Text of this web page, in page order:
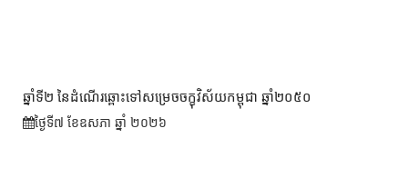
ឆ្នាំទី២ នៃដំណើរឆ្ពោះទៅសម្រេច​ចក្ខុវិស័យ​កម្ពុជា ឆ្នាំ២០៥០
ថ្ងៃទី៧ ខែ​ឧសភា ឆ្នាំ ២០២៦